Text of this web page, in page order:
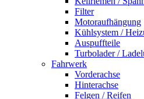
Filter
Motoraufhängung
Kühlsystem /
Auspuffteile
Turbolader /
Fahrwerk
Vorderachse
Hinterachse
Felgen / Reifen